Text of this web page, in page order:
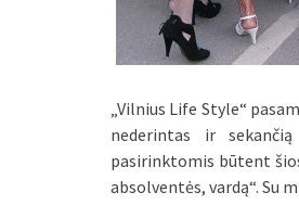
„Vilnius Life Style“
nederintas ir
pasirinktomis būtent
absolventės, vardą“. Su